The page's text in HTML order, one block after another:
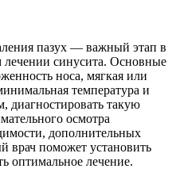
пазух — важный этап в
синусита. Основные
носа, мягкая или
температура и
диагностировать такую
осмотра
дополнительных
врач поможет установить
оптимальное лечение.